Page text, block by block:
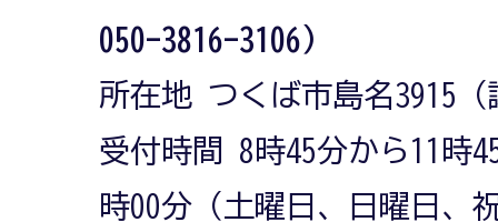
050-3816-3106）
所在地 つくば市島名3915（
受付時間 8時45分から11時
時00分（土曜日、日曜日、